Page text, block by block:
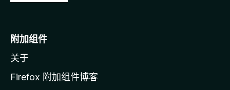
o
i
l
附加组件
关于
Firefox 附加组件博客